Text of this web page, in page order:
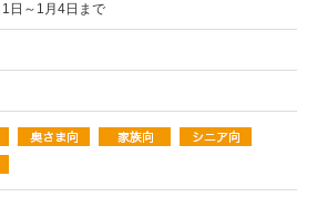
日～1月4日まで